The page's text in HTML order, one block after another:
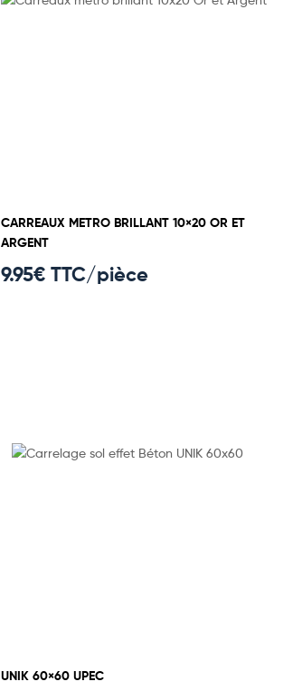
CARREAUX METRO BRILLANT 10×20 OR ET
ARGENT
9.95€ TTC/pièce
UNIK 60×60 UPEC